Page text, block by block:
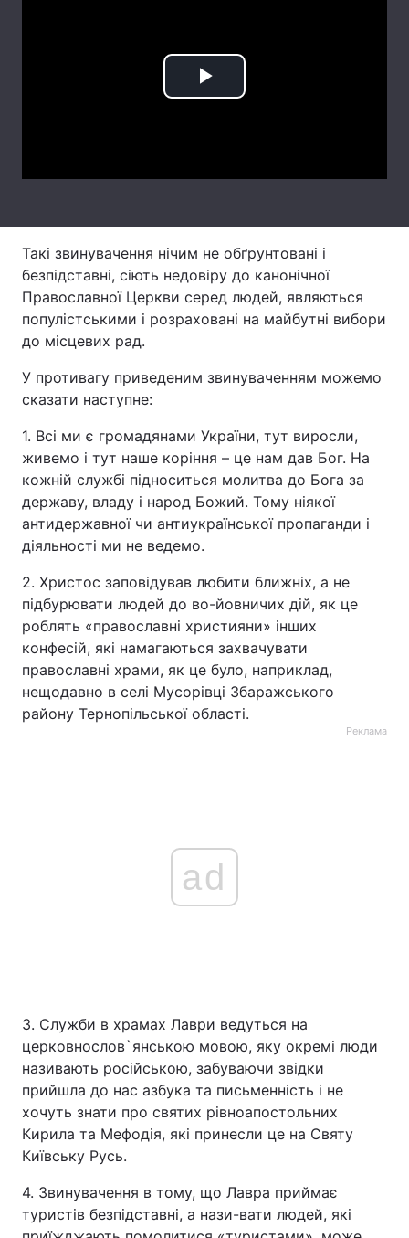
Статті
Архів Вакансії
Послуги
Тема оформлення
Play
Такі звинувачення нічим не обґрунтовані і
безпідставні, сіють недовіру до канонічної
Православної Церкви серед людей, являються
популістськими і розраховані на майбутні вибори
до місцевих рад.
У противагу приведеним звинуваченням можемо
сказати наступне:
1. Всі ми є громадянами України, тут виросли,
живемо і тут наше коріння – це нам дав Бог. На
кожній службі підноситься молитва до Бога за
державу, владу і народ Божий. Тому ніякої
антидержавної чи антиукраїнської пропаганди і
діяльності ми не ведемо.
2. Христос заповідував любити ближніх, а не
підбурювати людей до во-йовничих дій, як це
роблять «православні християни» інших
конфесій, які намагаються захвачувати
православні храми, як це було, наприклад,
нещодавно в селі Мусорівці Збаражського
району Тернопільської області.
Реклама
ad
3. Служби в храмах Лаври ведуться на
церковнослов`янською мовою, яку окремі люди
називають російською, забуваючи звідки
прийшла до нас азбука та письменність і не
хочуть знати про святих рівноапостольних
Кирила та Мефодія, які принесли це на Святу
Київську Русь.
4. Звинувачення в тому, що Лавра приймає
туристів безпідставні, а нази-вати людей, які